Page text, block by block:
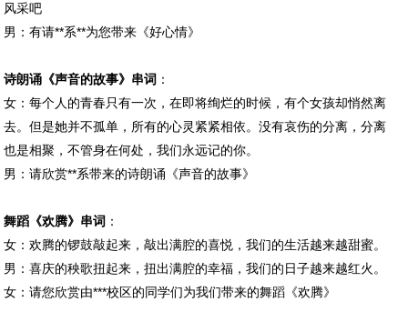
风采吧
男：有请**系**为您带来《好心情》
诗朗诵《声音的故事》串词 ：
女：每个人的青春只有一次，在即将绚烂的时候，有个女孩却悄然离
去。但是她并不孤单，所有的心灵紧紧相依。没有哀伤的分离，分离
也是相聚，不管身在何处，我们永远记的你。
男：请欣赏**系带来的诗朗诵《声音的故事》
舞蹈《欢腾》串词 ：
女：欢腾的锣鼓敲起来，敲出满腔的喜悦，我们的生活越来越甜蜜。
男：喜庆的秧歌扭起来，扭出满腔的幸福，我们的日子越来越红火。
女：请您欣赏由***校区的同学们为我们带来的舞蹈《欢腾》